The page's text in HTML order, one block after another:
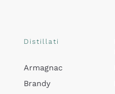
Distillati
Armagnac
Brandy